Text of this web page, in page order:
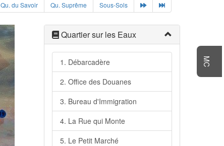
Qu. du Savoir Qu. Suprême Sous-Sols
Quartier sur les Eaux
1. Débarcadère
2. Office des Douanes
3. Bureau d'Immigration
4. La Rue qui Monte
5. Le Petit Marché
MC